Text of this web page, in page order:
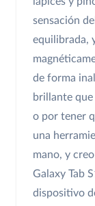
sensación
equilibrada,
de forma
brillante
o por tener
una
mano, y
Galaxy Tab
dispositivo